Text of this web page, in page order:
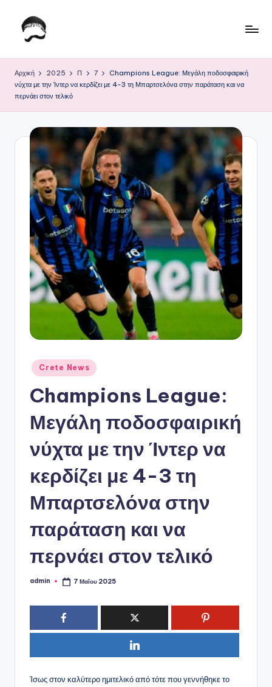
Μετάβαση
ο
Κ
α
θ
P
Αρχική 2025 Π 7
Champions League: Μεγάλη ποδοσφαιρική
νύχτα με την Ίντερ να κερδίζει με 4-3 τη Μπαρτσελόνα στην παράταση και να
περνάει στον τελικό
Αναρτήθηκε
σε
Crete News
Champions League:
Μεγάλη ποδοσφαιρική
νύχτα με την Ίντερ να
κερδίζει με 4-3 τη
Μπαρτσελόνα στην
παράταση και να
περνάει στον τελικό
Συγγραφέας:
admin 7 Μαΐου 2025
Ίσως στον καλύτερο ημιτελικό από τότε που γεννήθηκε το